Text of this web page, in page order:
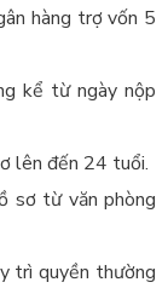
hàng trợ vốn 5
kể từ ngày nộp
lên đến 24 tuổi.
sơ từ văn phòng
trì quyền thường